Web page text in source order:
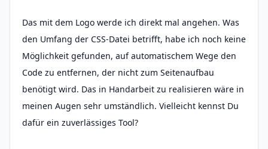
Das mit dem Logo werde ich direkt mal angehen. Was
den Umfang der CSS-Datei betrifft, habe ich noch keine
Möglichkeit gefunden, auf automatischem Wege den
Code zu entfernen, der nicht zum Seitenaufbau
benötigt wird. Das in Handarbeit zu realisieren wäre in
meinen Augen sehr umständlich. Vielleicht kennst Du
dafür ein zuverlässiges Tool?